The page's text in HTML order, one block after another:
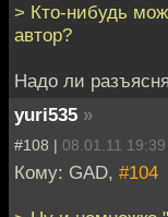
> Кто-нибудь
автор?
Надо ли
yuri535 »
#108 | 08.01.11 19:39
Кому: GAD, #104